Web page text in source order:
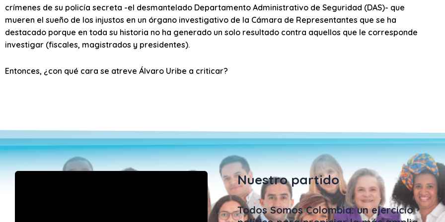
crímenes de su policía secreta -el desmantelado Departamento Administrativo de Seguridad (DAS)- que
mueren el sueño de los injustos en un órgano investigativo de la Cámara de Representantes que se ha
destacado porque en toda su historia no ha generado un solo resultado contra aquellos que le corresponde
investigar (fiscales, magistrados y presidentes).
Entonces, ¿con qué cara se atreve Álvaro Uribe a criticar?
Nuestro partido
Todos Somos Colombia: un ejercicio